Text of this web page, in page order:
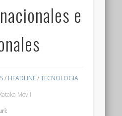
e
/ HEADLINE/TECNOLOGIA
Móvil